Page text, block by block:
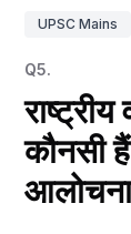
UPSC Mains
Q5.
कौनसी